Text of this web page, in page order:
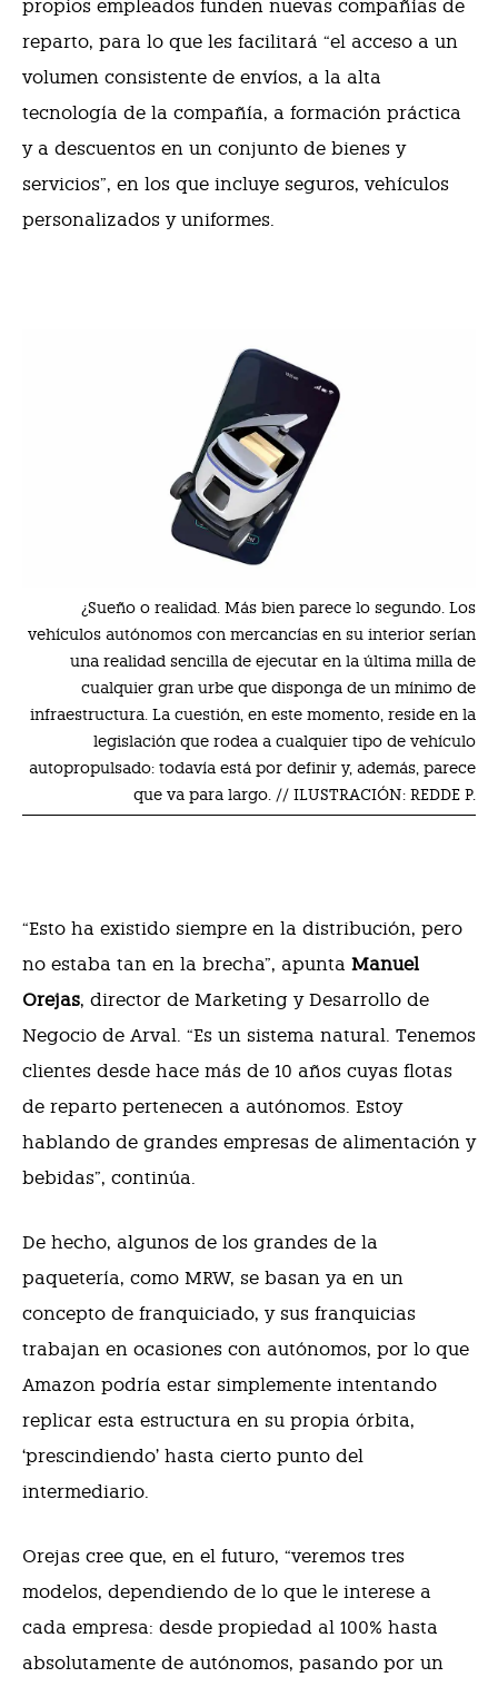
propios empleados funden nuevas compañías de
reparto, para lo que les facilitará “el acceso a un
volumen consistente de envíos, a la alta
tecnología de la compañía, a formación práctica
y a descuentos en un conjunto de bienes y
servicios”, en los que incluye seguros, vehículos
personalizados y uniformes.
¿Sueño o realidad. Más bien parece lo segundo. Los
vehículos autónomos con mercancías en su interior serían
una realidad sencilla de ejecutar en la última milla de
cualquier gran urbe que disponga de un mínimo de
infraestructura. La cuestión, en este momento, reside en la
legislación que rodea a cualquier tipo de vehículo
autopropulsado: todavía está por definir y, además, parece
que va para largo. // ILUSTRACIÓN: REDDE P.
“Esto ha existido siempre en la distribución, pero
no estaba tan en la brecha”, apunta Manuel
Orejas, director de Marketing y Desarrollo de
Negocio de Arval. “Es un sistema natural. Tenemos
clientes desde hace más de 10 años cuyas flotas
de reparto pertenecen a autónomos. Estoy
hablando de grandes empresas de alimentación y
bebidas”, continúa.
De hecho, algunos de los grandes de la
paquetería, como MRW, se basan ya en un
concepto de franquiciado, y sus franquicias
trabajan en ocasiones con autónomos, por lo que
Amazon podría estar simplemente intentando
replicar esta estructura en su propia órbita,
‘prescindiendo’ hasta cierto punto del
intermediario.
Orejas cree que, en el futuro, “veremos tres
modelos, dependiendo de lo que le interese a
cada empresa: desde propiedad al 100% hasta
absolutamente de autónomos, pasando por un